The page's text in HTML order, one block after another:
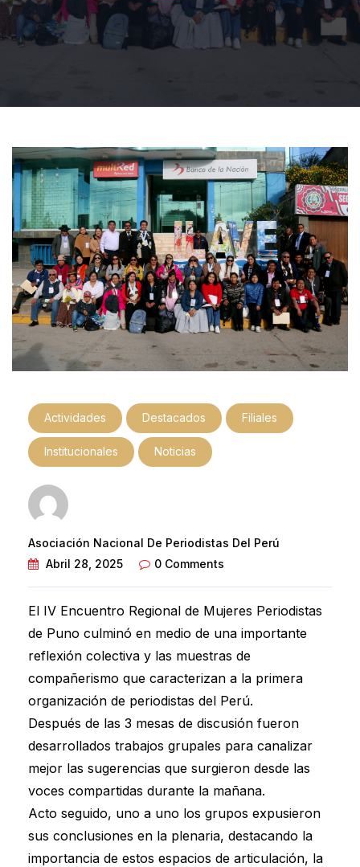
Actividades Destacados Filiales
Institucionales Noticias
Asociación Nacional De Periodistas Del Perú
Abril 28, 2025
0 Comments
El IV Encuentro Regional de Mujeres Periodistas
de Puno culminó en medio de una importante
reflexión colectiva y las muestras de
compañerismo que caracterizan a la primera
organización de periodistas del Perú.
Después de las 3 mesas de discusión fueron
desarrollados trabajos grupales para canalizar
mejor las sugerencias que surgieron desde las
voces compartidas durante la mañana.
Acto seguido, uno a uno los grupos expusieron
sus conclusiones en la plenaria, destacando la
importancia de estos espacios de articulación, la